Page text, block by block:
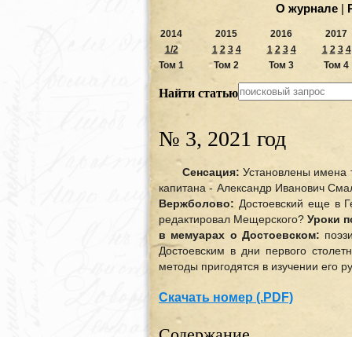
О журнале |
2014
1/2
Том 1
2015
1 2 3 4
Том 2
2016
1 2 3 4
Том 3
2017
1 2 3 4
Том 4
Найти статью
№ 3, 2021 год
Сенсация: Установлены имена
капитана - Александр Иванович
Вержболово: Достоевский еще в
редактировал Мещерского?Уроки
в мемуарах о Достоевском:
Достоевским в дни первого
методы пригодятся в изучении его
Скачать номер (.PDF)